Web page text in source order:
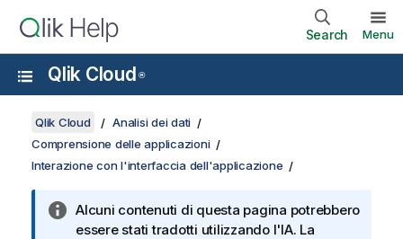
Search Menu
Qlik Cloud ®
Qlik Cloud
Analisi dei dati
Comprensione delle applicazioni
Interazione con l'interfaccia dell'applicazione
Alcuni contenuti di questa pagina potrebbero
essere stati tradotti utilizzando l'IA. La